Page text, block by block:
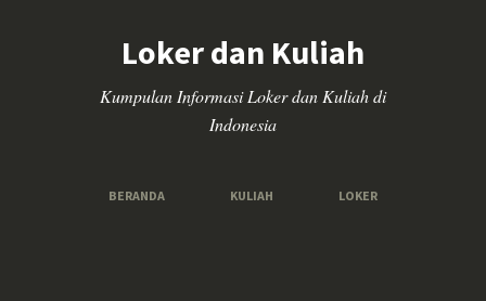
Loker dan Kuliah
Kumpulan Informasi Loker dan Kuliah di
Indonesia
BERANDA KULIAH LOKER